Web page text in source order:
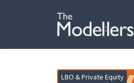
LBO & Private Equity